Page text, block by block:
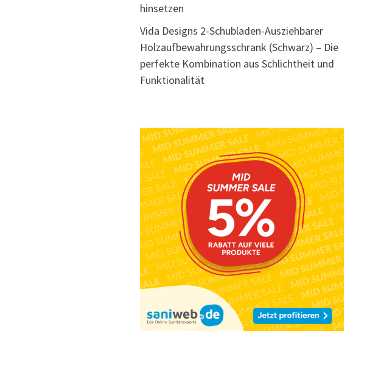
hinsetzen
Vida Designs 2-Schubladen-Ausziehbarer
Holzaufbewahrungsschrank (Schwarz) – Die
perfekte Kombination aus Schlichtheit und
Funktionalität